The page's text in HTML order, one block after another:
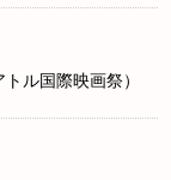
ル国際映画祭）